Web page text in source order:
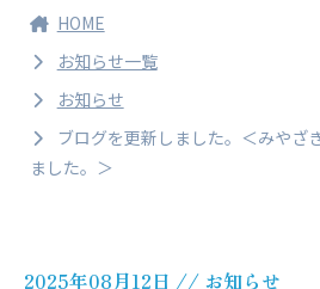
HOME
お知らせ一覧
お知らせ
ブログを更新しました。＜みやざ
ました。＞
2025年08月12日 // お知らせ